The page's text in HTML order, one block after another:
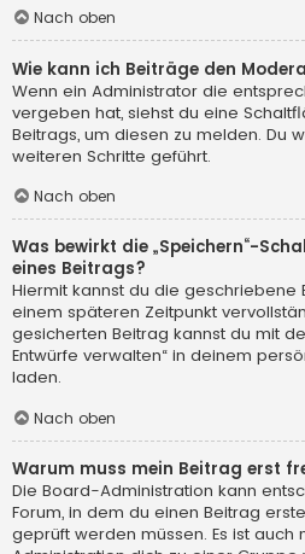
Nach oben
Wie kann ich Beiträge den
Wenn ein Administrator die
vergeben hat, siehst du eine
Beitrags, um diesen zu melden. Du
weiteren Schritte geführt.
Nach oben
Was bewirkt die „Speichern“-
eines Beitrags?
Hiermit kannst du die geschriebene
einem späteren Zeitpunkt
gesicherten Beitrag kannst du mit
Entwürfe verwalten“ in deinem
laden.
Nach oben
Warum muss mein Beitrag erst
Die Board-Administration kann
Forum, in dem du einen Beitrag
geprüft werden müssen. Es ist auch